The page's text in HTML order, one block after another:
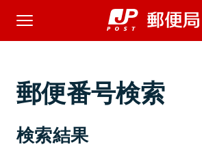
郵便番号検索
検索結果